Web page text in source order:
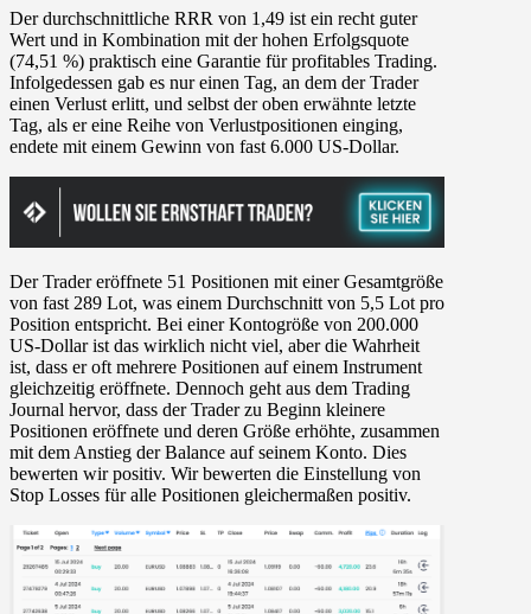
Der durchschnittliche RRR von 1,49 ist ein recht guter
Wert und in Kombination mit der hohen Erfolgsquote
(74,51 %) praktisch eine Garantie für profitables Trading.
Infolgedessen gab es nur einen Tag, an dem der Trader
einen Verlust erlitt, und selbst der oben erwähnte letzte
Tag, als er eine Reihe von Verlustpositionen einging,
endete mit einem Gewinn von fast 6.000 US-Dollar.
Der Trader eröffnete 51 Positionen mit einer Gesamtgröße
von fast 289 Lot, was einem Durchschnitt von 5,5 Lot pro
Position entspricht. Bei einer Kontogröße von 200.000
US-Dollar ist das wirklich nicht viel, aber die Wahrheit
ist, dass er oft mehrere Positionen auf einem Instrument
gleichzeitig eröffnete. Dennoch geht aus dem Trading
Journal hervor, dass der Trader zu Beginn kleinere
Positionen eröffnete und deren Größe erhöhte, zusammen
mit dem Anstieg der Balance auf seinem Konto. Dies
bewerten wir positiv. Wir bewerten die Einstellung von
Stop Losses für alle Positionen gleichermaßen positiv.